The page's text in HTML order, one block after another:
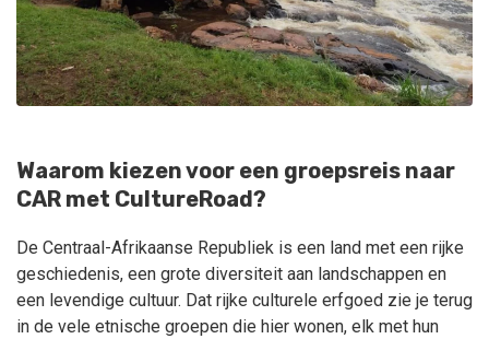
Waarom kiezen voor een groepsreis naar
CAR met CultureRoad?
De Centraal-Afrikaanse Republiek is een land met een rijke
geschiedenis, een grote diversiteit aan landschappen en
een levendige cultuur. Dat rijke culturele erfgoed zie je terug
in de vele etnische groepen die hier wonen, elk met hun